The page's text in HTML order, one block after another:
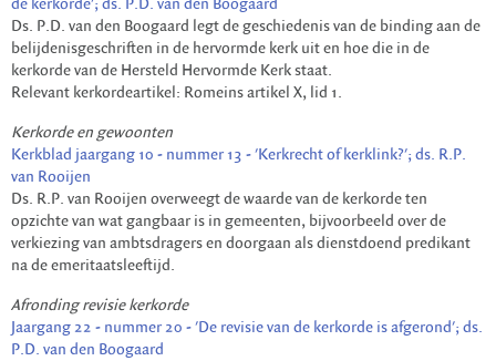
de kerkorde'; ds. P.D. van den Boogaard
Ds. P.D. van den Boogaard legt de geschiedenis van de binding aan de
belijdenisgeschriften in de hervormde kerk uit en hoe die in de
kerkorde van de Hersteld Hervormde Kerk staat.
Relevant kerkordeartikel: Romeins artikel X, lid 1.
Kerkorde en gewoonten
Kerkblad jaargang 10 - nummer 13 - 'Kerkrecht of kerklink?'; ds. R.P.
van Rooijen
Ds. R.P. van Rooijen overweegt de waarde van de kerkorde ten
opzichte van wat gangbaar is in gemeenten, bijvoorbeeld over de
verkiezing van ambtsdragers en doorgaan als dienstdoend predikant
na de emeritaatsleeftijd.
Afronding revisie kerkorde
Jaargang 22 - nummer 20 - 'De revisie van de kerkorde is afgerond'; ds.
P.D. van den Boogaard